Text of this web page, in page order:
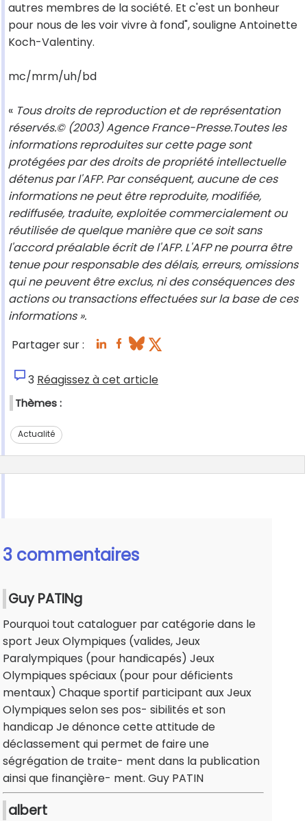
autres membres de la société. Et c'est un bonheur
pour nous de les voir vivre à fond", souligne Antoinette
Koch-Valentiny.
mc/mrm/uh/bd
« Tous droits de reproduction et de représentation
réservés.© (2003) Agence France-Presse.Toutes les
informations reproduites sur cette page sont
protégées par des droits de propriété intellectuelle
détenus par l'AFP. Par conséquent, aucune de ces
informations ne peut être reproduite, modifiée,
rediffusée, traduite, exploitée commercialement ou
réutilisée de quelque manière que ce soit sans
l'accord préalable écrit de l'AFP. L'AFP ne pourra être
tenue pour responsable des délais, erreurs, omissions
qui ne peuvent être exclus, ni des conséquences des
actions ou transactions effectuées sur la base de ces
informations ».
Partager sur :
3 Réagissez à cet article
Thèmes :
Actualité
3 commentaires
Guy PATINg
Pourquoi tout cataloguer par catégorie dans le
sport Jeux Olympiques (valides, Jeux
Paralympiques (pour handicapés) Jeux
Olympiques spéciaux (pour pour déficients
mentaux) Chaque sportif participant aux Jeux
Olympiques selon ses pos- sibilités et son
handicap Je dénonce cette attitude de
déclassement qui permet de faire une
ségrégation de traite- ment dans la publication
ainsi que finançière- ment. Guy PATIN
albert